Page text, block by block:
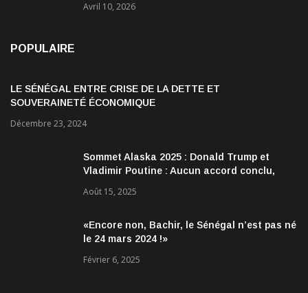
Avril 10, 2026
POPULAIRE
LE SÉNÉGAL ENTRE CRISE DE LA DETTE ET
SOUVERAINETÉ ÉCONOMIQUE
Décembre 23, 2024
Sommet Alaska 2025 : Donald Trump et
Vladimir Poutine : Aucun accord conclu,
encourageantes
Août 15, 2025
«Encore non, Bachir, le Sénégal n’est pas né
le 24 mars 2024 !»
Février 6, 2025